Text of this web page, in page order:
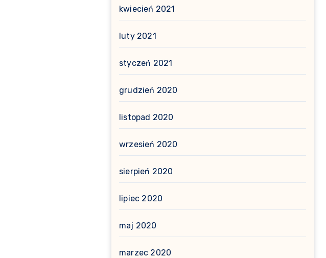
kwiecień 2021
luty 2021
styczeń 2021
grudzień 2020
listopad 2020
wrzesień 2020
sierpień 2020
lipiec 2020
maj 2020
marzec 2020